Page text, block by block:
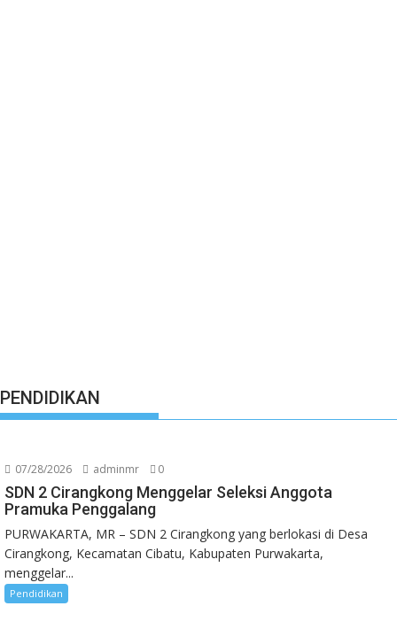
PENDIDIKAN
07/28/2026 adminmr 0
SDN 2 Cirangkong Menggelar Seleksi Anggota
Pramuka Penggalang
PURWAKARTA, MR – SDN 2 Cirangkong yang berlokasi di Desa
Cirangkong, Kecamatan Cibatu, Kabupaten Purwakarta,
menggelar...
Pendidikan